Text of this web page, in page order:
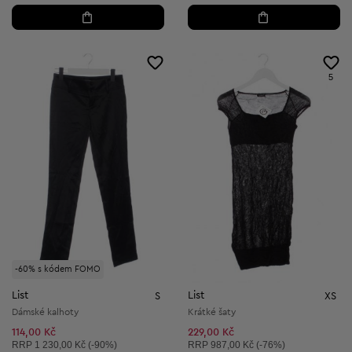
-60% s kódem FOMO
List S
Dámské kalhoty
114,00 Kč
Doporučená cena:
RRP 1 230,00 Kč (-90%)
5
List XS
Krátké šaty
229,00 Kč
Doporučená cena:
RRP 987,00 Kč (-76%)